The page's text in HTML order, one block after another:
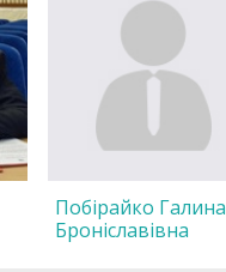
Побірайко Галина
Броніславівна